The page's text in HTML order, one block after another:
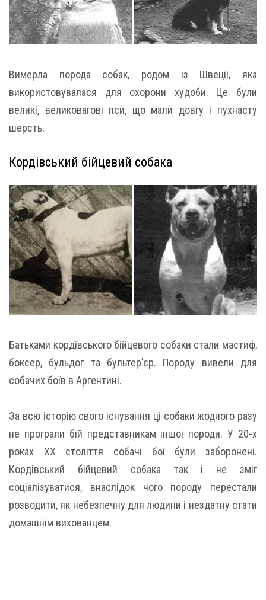
Вимерла порода собак, родом із Швеції, яка
використовувалася для охорони худоби. Це були
великі, великовагові пси, що мали довгу і пухнасту
шерсть.
Кордівський бійцевий собака
Батьками кордівського бійцевого собаки стали мастиф,
боксер, бульдог та бультер’єр. Породу вивели для
собачих боїв в Аргентині.
За всю історію свого існування ці собаки жодного разу
не програли бій представникам іншої породи. У 20-х
роках ХХ століття собачі бої були заборонені.
Кордівський бійцевий собака так і не зміг
соціалізуватися, внаслідок чого породу перестали
розводити, як небезпечну для людини і нездатну стати
домашнім вихованцем.